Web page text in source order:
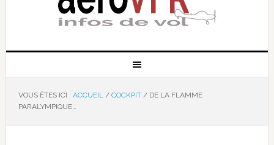
VOUS ÊTES ICI : ACCUEIL / COCKPIT /DE LA FLAMME
PARALYMPIQUE…